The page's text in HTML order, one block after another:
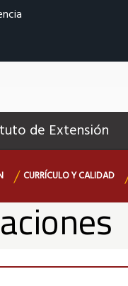
de Extensión
CURRÍCULO Y CALIDAD